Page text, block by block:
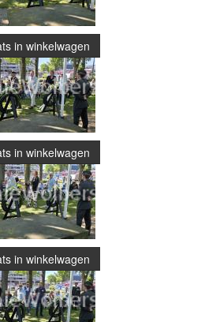
in winkelwagen
in winkelwagen
in winkelwagen